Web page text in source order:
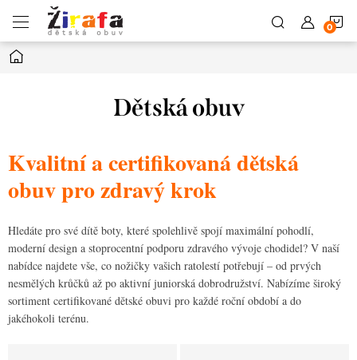
obsah
Domů
Dětská obuv
Kvalitní a certifikovaná dětská
obuv pro zdravý krok
Hledáte pro své dítě boty, které spolehlivě spojí maximální pohodlí,
moderní design a stoprocentní podporu zdravého vývoje chodidel? V naší
nabídce najdete vše, co nožičky vašich ratolestí potřebují – od prvých
nesmělých krůčků až po aktivní juniorská dobrodružství. Nabízíme široký
sortiment certifikované dětské obuvi pro každé roční období a do
jakéhokoli terénu.